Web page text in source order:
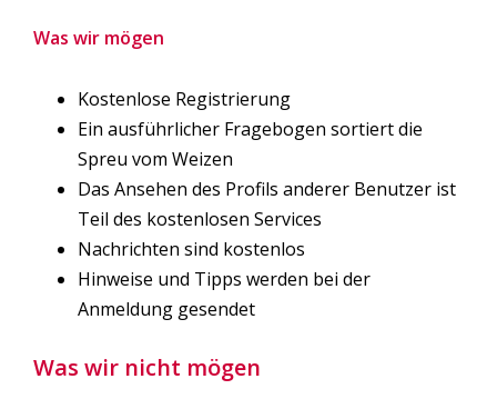
Was wir mögen
Kostenlose Registrierung
Ein ausführlicher Fragebogen sortiert die
Spreu vom Weizen
Das Ansehen des Profils anderer Benutzer ist
Teil des kostenlosen Services
Nachrichten sind kostenlos
Hinweise und Tipps werden bei der
Anmeldung gesendet
Was wir nicht mögen